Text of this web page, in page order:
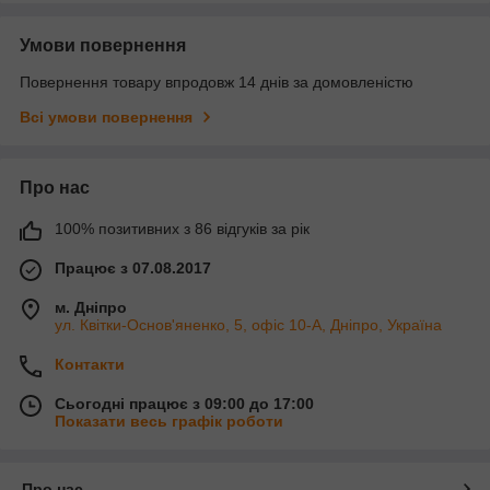
Умови повернення
Повернення товару впродовж 14 днів за домовленістю
Всі умови повернення
Про нас
100% позитивних з 86 відгуків за рік
Працює з 07.08.2017
м. Дніпро
ул. Квітки-Основ'яненко, 5, офіс 10-А, Дніпро, Україна
Контакти
Сьогодні працює з 09:00 до 17:00
Показати весь графік роботи